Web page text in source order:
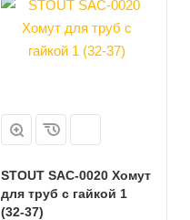
STOUT SAC-0020 Хомут
для труб с гайкой 1
(32-37)